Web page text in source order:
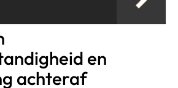
en
achteraf